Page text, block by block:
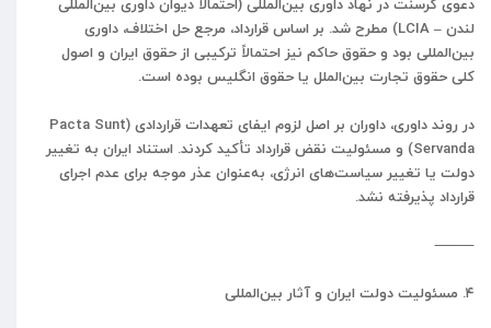
لندن – LCIA) مطرح شد. بر اساس قرارداد، مرجع حل اختلاف، داوری
بین‌المللی بود و حقوق حاکم نیز احتمالاً ترکیبی از حقوق ایران و اصول
کلی حقوق تجارت بین‌الملل یا حقوق انگلیس بوده است.
در روند داوری، داوران بر اصل لزوم ایفای تعهدات قراردادی (Pacta Sunt
Servanda) و مسئولیت نقض قرارداد تأکید کردند. استناد ایران به تغییر
دولت یا تغییر سیاست‌های انرژی، به‌عنوان عذر موجه برای عدم اجرای
قرارداد پذیرفته نشد.
⸻
۴. مسئولیت دولت ایران و آثار بین‌المللی